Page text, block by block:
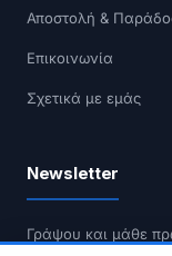
Αποστολή &
Επικοινωνία
Σχετικά με εμάς
Newsletter
Γράψου και μάθε